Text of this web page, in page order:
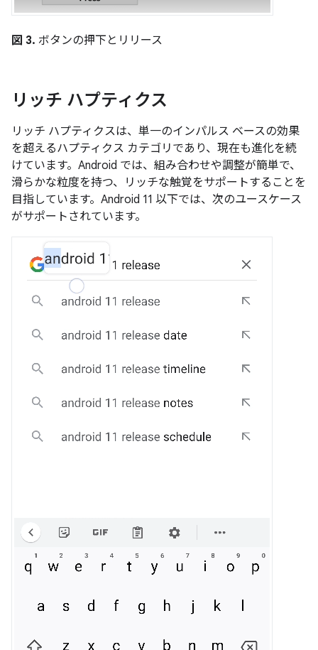
図 3. ボタンの押下とリリース
リッチ ハプティクス
リッチ ハプティクスは、単一のインパルス ベースの効果
を超えるハプティクス カテゴリであり、現在も進化を続
けています。Android では、組み合わせや調整が簡単で、
滑らかな粒度を持つ、リッチな触覚をサポートすることを
目指しています。Android 11 以下では、次のユースケース
がサポートされています。